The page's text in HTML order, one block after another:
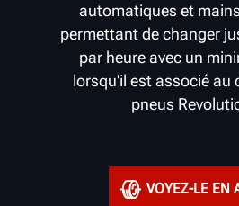
automatiques et
permettant de changer
par heure avec un
lorsqu'il est associé au
pneus
VOYEZ-LE EN